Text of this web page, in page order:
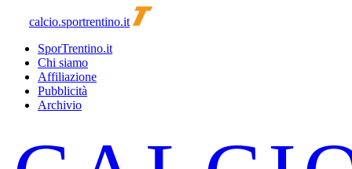
calcio.sportrentino.it
SporTrentino.it
Chi siamo
Affiliazione
Pubblicità
Archivio